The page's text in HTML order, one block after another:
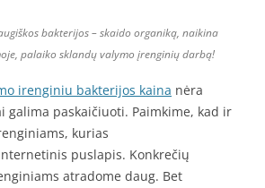
bakterijos – skaido organiką, naikina
palaiko sklandų valymo įrenginių darbą!
irenginiu bakterijos kaina nėra
galima paskaičiuoti. Paimkime, kad ir
kurias
puslapis. Konkrečių
atradome daug. Bet